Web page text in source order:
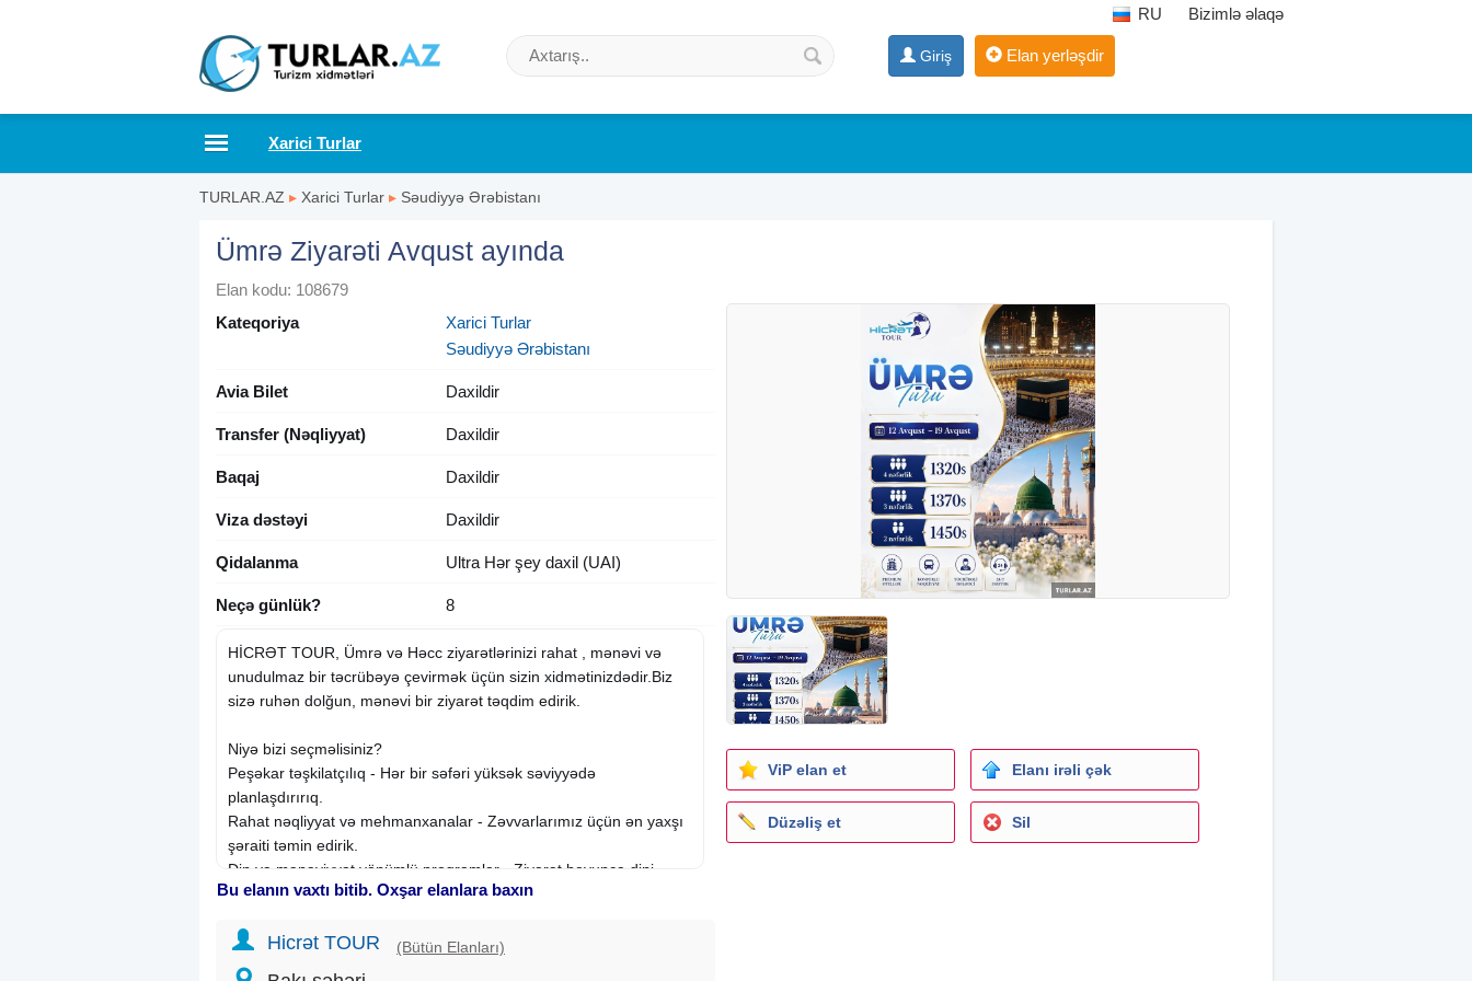
RU Bizimlə əlaqə
Giriş Elan yerləşdir
Xarici Turlar
TURLAR.AZ ▸ Xarici Turlar ▸ Səudiyyə Ərəbistanı
Ümrə Ziyarəti Avqust ayında
Elan kodu: 108679
Kateqoriya
Xarici Turlar
Səudiyyə Ərəbistanı
Avia Bilet Daxildir
Transfer (Nəqliyyat) Daxildir
Baqaj Daxildir
Viza dəstəyi Daxildir
Qidalanma Ultra Hər şey daxil (UAI)
Neçə günlük? 8
HİCRƏT TOUR, Ümrə və Həcc ziyarətlərinizi rahat , mənəvi və
unudulmaz bir təcrübəyə çevirmək üçün sizin xidmətinizdədir.Biz
sizə ruhən dolğun, mənəvi bir ziyarət təqdim edirik.
Niyə bizi seçməlisiniz?
Peşəkar təşkilatçılıq - Hər bir səfəri yüksək səviyyədə
planlaşdırırıq.
Rahat nəqliyyat və mehmanxanalar - Zəvvarlarımız üçün ən yaxşı
şəraiti təmin edirik.
Din və mənəviyyat yönümlü proqramlar - Ziyarət boyunca dini
maarifləndirmə və bələdçi dəstəyi.
Xidmətlərimiz
Bu elanın vaxtı bitib. Oxşar elanlara baxın
Hicrət TOUR (Bütün Elanları)
ViP elan et Elanı irəli çək
Düzəliş et Sil